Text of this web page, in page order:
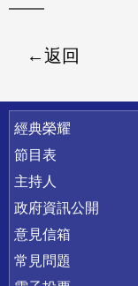
返回
快速連結
經典榮耀
節目表
主持人
政府資訊公開
意見信箱
常見問題